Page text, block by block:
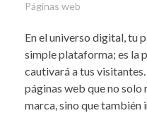
Páginas web
En el universo digital, tu
simple plataforma; es la
cautivará a tus
páginas web que no solo
marca, sino que también